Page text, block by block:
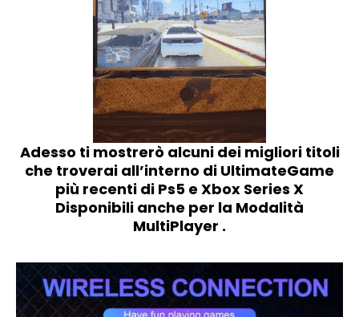
Adesso ti mostrerò alcuni dei migliori titoli
che troverai all’interno di UltimateGame
più recenti di Ps5 e Xbox Series X
Disponibili anche per la Modalità
MultiPlayer .